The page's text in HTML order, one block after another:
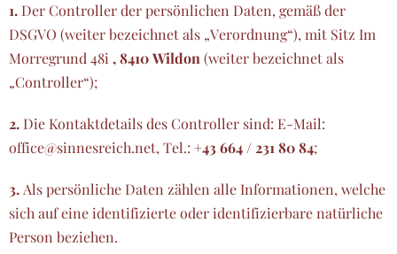
1. Der Controller der persönlichen Daten, gemäß der
DSGVO (weiter bezeichnet als „Verordnung“), mit Sitz Im
Morregrund 48i , 8410 Wildon (weiter bezeichnet als
„Controller“);
2. Die Kontaktdetails des Controller sind: E-Mail:
office@sinnesreich.net, Tel.: +43 664 / 231 80 84;
3. Als persönliche Daten zählen alle Informationen, welche
sich auf eine identifizierte oder identifizierbare natürliche
Person beziehen.